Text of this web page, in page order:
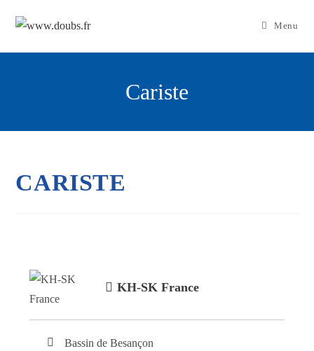
Menu
Cariste
CARISTE
KH-SK France
Bassin de Besançon